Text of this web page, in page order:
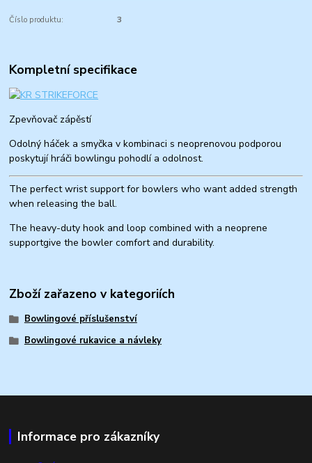
Číslo produktu: 3
Kompletní specifikace
Zpevňovač zápěstí
Odolný háček a smyčka v kombinaci s neoprenovou podporou
poskytují hráči bowlingu pohodlí a odolnost.
The perfect wrist support for bowlers who want added strength
when releasing the ball.
The heavy-duty hook and loop combined with a neoprene
supportgive the bowler comfort and durability.
Zboží zařazeno v kategoriích
Bowlingové příslušenství
Bowlingové rukavice a návleky
Informace pro zákazníky